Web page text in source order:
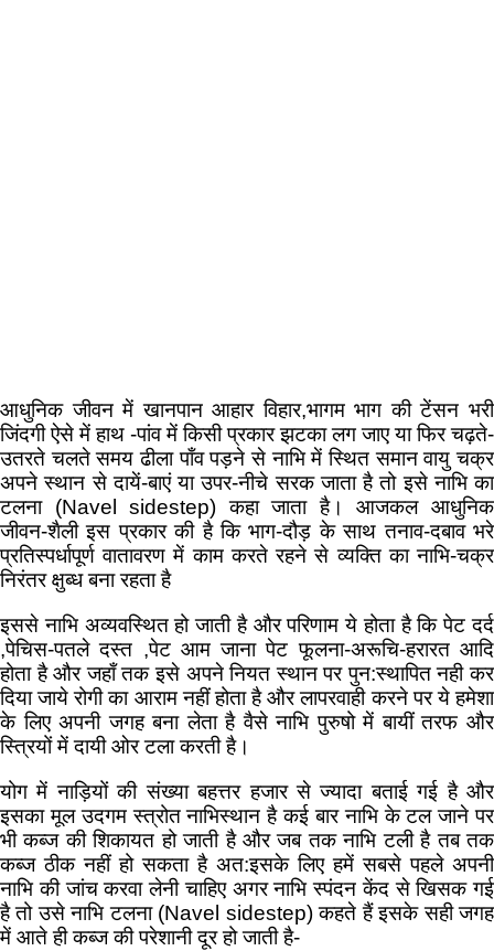
आधुनिक जीवन में खानपान आहार विहार,भागम भाग की टेंसन भरी
जिंदगी ऐसे में हाथ -पांव में किसी प्रकार झटका लग जाए या फिर चढ़ते-
उतरते चलते समय ढीला पाँव पड़ने से नाभि में स्थित समान वायु चक्र
अपने स्थान से दायें-बाएं या उपर-नीचे सरक जाता है तो इसे नाभि का
टलना (Navel sidestep) कहा जाता है। आजकल आधुनिक
जीवन-शैली इस प्रकार की है कि भाग-दौड़ के साथ तनाव-दबाव भरे
प्रतिस्पर्धापूर्ण वातावरण में काम करते रहने से व्यक्ति का नाभि-चक्र
निरंतर क्षुब्ध बना रहता है
इससे नाभि अव्यवस्थित हो जाती है और परिणाम ये होता है कि पेट दर्द
,पेचिस-पतले दस्त ,पेट आम जाना पेट फूलना-अरूचि-हरारत आदि
होता है और जहाँ तक इसे अपने नियत स्थान पर पुन:स्थापित नही कर
दिया जाये रोगी का आराम नहीं होता है और लापरवाही करने पर ये हमेशा
के लिए अपनी जगह बना लेता है वैसे नाभि पुरुषो में बायीं तरफ और
स्त्रियों में दायी ओर टला करती है।
योग में नाड़ियों की संख्या बहत्तर हजार से ज्यादा बताई गई है और
इसका मूल उदगम स्त्रोत नाभिस्थान है कई बार नाभि के टल जाने पर
भी कब्ज की शिकायत हो जाती है और जब तक नाभि टली है तब तक
कब्ज ठीक नहीं हो सकता है अत:इसके लिए हमें सबसे पहले अपनी
नाभि की जांच करवा लेनी चाहिए अगर नाभि स्पंदन केंद से खिसक गई
है तो उसे नाभि टलना (Navel sidestep) कहते हैं इसके सही जगह
में आते ही कब्ज की परेशानी दूर हो जाती है-